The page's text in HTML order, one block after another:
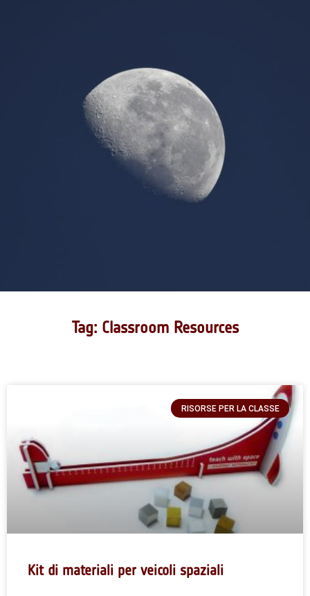
Tag: Classroom Resources
RISORSE PER LA CLASSE
Kit di materiali per veicoli spaziali